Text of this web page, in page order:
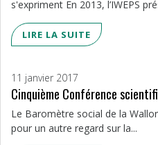
s'expriment En 2013, l’IWEPS
LIRE LA SUITE
11 janvier 2017
Cinquième Conférence
Le Baromètre social de la
pour un autre regard sur la...